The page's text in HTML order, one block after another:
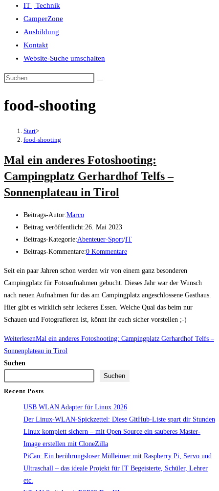
IT | Technik
CamperZone
Ausbildung
Kontakt
Website-Suche umschalten
food-shooting
Start>
food-shooting
Mal ein anderes Fotoshooting:
Campingplatz Gerhardhof Telfs –
Sonnenplateau in Tirol
Beitrags-Autor:Marco
Beitrag veröffentlicht:26. Mai 2023
Beitrags-Kategorie:Abenteuer-Sport/IT
Beitrags-Kommentare:0 Kommentare
Seit ein paar Jahren schon werden wir von einem ganz besonderen
Campingplatz für Fotoaufnahmen gebucht. Dieses Jahr war der Wunsch
nach neuen Aufnahmen für das am Campingplatz angeschlossene Gasthaus.
Hier gibt es wirklich sehr leckeres Essen. Welche Qual das beim nur
Schauen und Fotografieren ist, könnt ihr euch sicher vorstellen ;-)
WeiterlesenMal ein anderes Fotoshooting: Campingplatz Gerhardhof Telfs –
Sonnenplateau in Tirol
Suchen
Suchen
Recent Posts
USB WLAN Adapter für Linux 2026
Der Linux-WLAN-Spickzettel: Diese GitHub-Liste spart dir Stunden
Linux komplett sichern – mit Open Source ein sauberes Master-
Image erstellen mit CloneZilla
PiCan: Ein berührungsloser Mülleimer mit Raspberry Pi, Servo und
Ultraschall – das ideale Projekt für IT Begeisterte, Schüler, Lehrer
etc.